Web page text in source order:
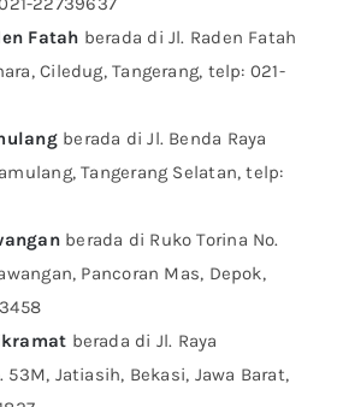
Fatah berada di Jl. Raden Fatah
Ciledug, Tangerang, telp: 021-
berada di Jl. Benda Raya
Tangerang Selatan, telp:
berada di Ruko Torina No.
Pancoran Mas, Depok,
berada di Jl. Raya
Jatiasih, Bekasi, Jawa Barat,